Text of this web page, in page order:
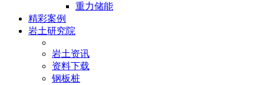
重力储能
精彩案例
岩土研究院
岩土资讯
资料下载
钢板桩